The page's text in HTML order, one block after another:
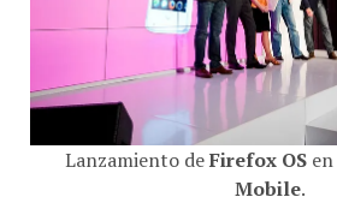
Lanzamiento deFirefox OSen
Mobile.